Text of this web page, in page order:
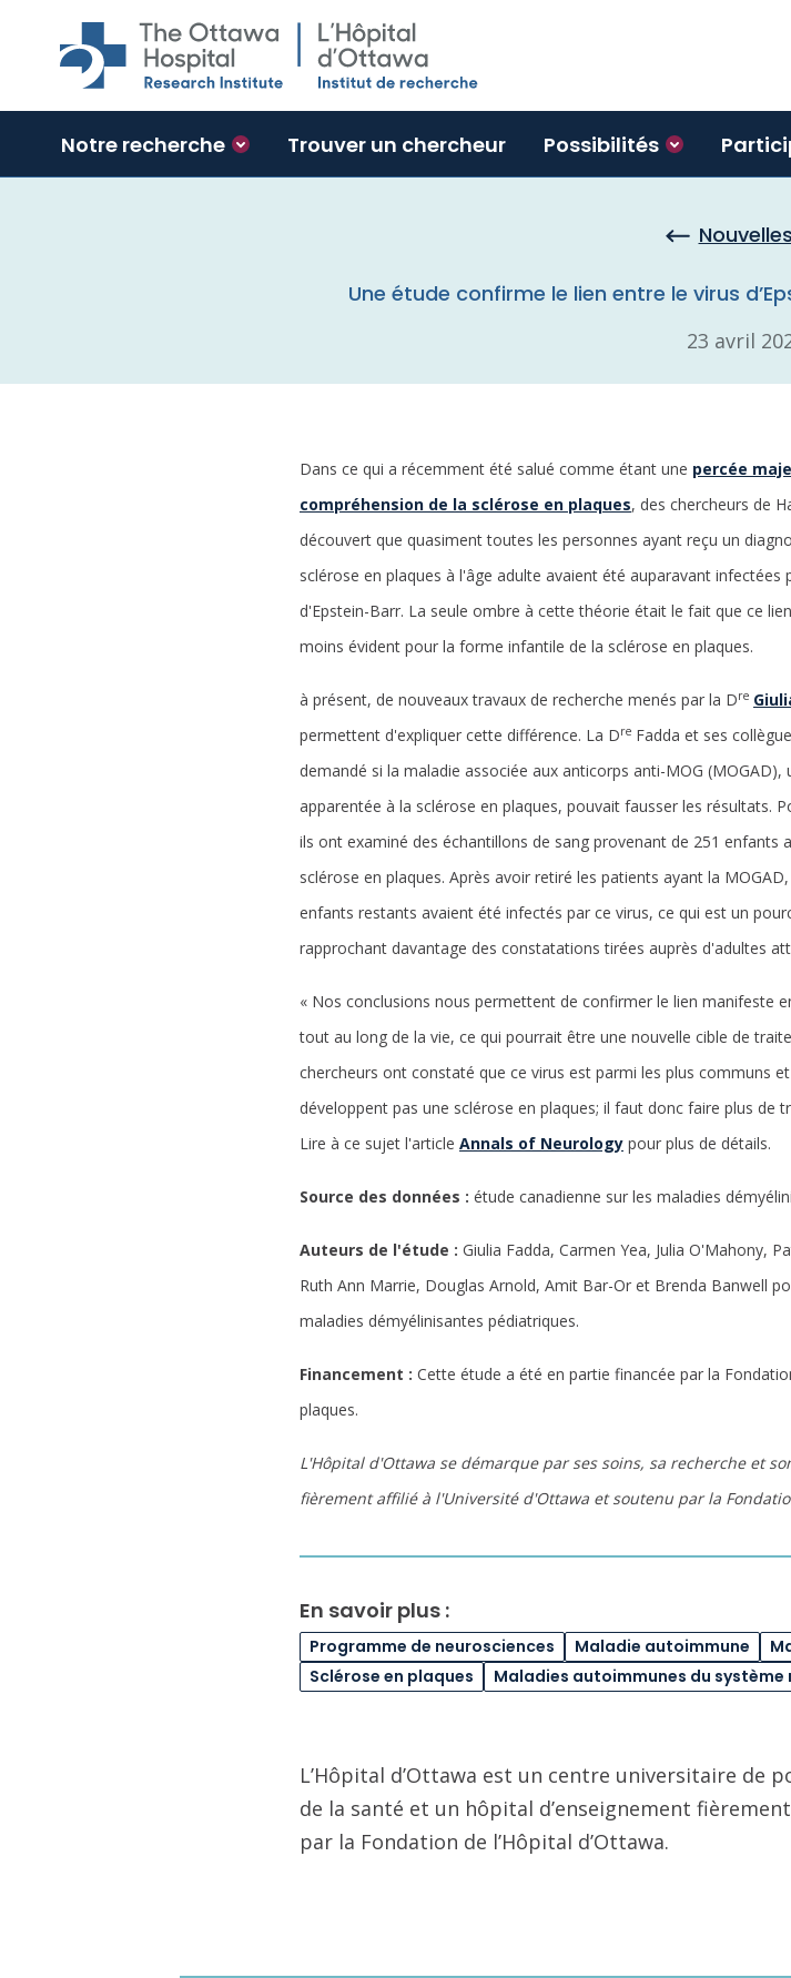
Skip to main content
Notre recherche Trouver un chercheur Possibilités
Nouvelles
Une étude confirme le lien entre le virus
23 avril
Dans ce qui a récemment été salué comme étant une percée
compréhension de la sclérose en plaques, des chercheurs de
découvert que quasiment toutes les personnes ayant reçu un
sclérose en plaques à l'âge adulte avaient été auparavant infectées
d'Epstein-Barr. La seule ombre à cette théorie était le fait que ce
moins évident pour la forme infantile de la sclérose en plaques.
à présent, de nouveaux travaux de recherche menés par la Dre
permettent d'expliquer cette différence. La Dre Fadda et ses
demandé si la maladie associée aux anticorps anti-MOG (MOGAD),
apparentée à la sclérose en plaques, pouvait fausser les résultats.
ils ont examiné des échantillons de sang provenant de 251 enfants
sclérose en plaques. Après avoir retiré les patients ayant la
enfants restants avaient été infectés par ce virus, ce qui est un
rapprochant davantage des constatations tirées auprès d'adultes
« Nos conclusions nous permettent de confirmer le lien manifeste
tout au long de la vie, ce qui pourrait être une nouvelle cible de
chercheurs ont constaté que ce virus est parmi les plus communs
développent pas une sclérose en plaques; il faut donc faire plus de
Lire à ce sujet l'article Annals of Neurology pour plus de détails.
Source des données : étude canadienne sur les maladies
Auteurs de l'étude : Giulia Fadda, Carmen Yea, Julia O'Mahony,
Ruth Ann Marrie, Douglas Arnold, Amit Bar-Or et Brenda Banwell
maladies démyélinisantes pédiatriques.
Financement : Cette étude a été en partie financée par la
plaques.
L'Hôpital d'Ottawa se démarque par ses soins, sa recherche et
fièrement affilié à l'Université d'Ottawa et soutenu par la
En savoir plus :
Programme de neurosciences Maladie autoimmune
Sclérose en plaques
Maladies autoimmunes du système
L’Hôpital d’Ottawa est un centre universitaire de
de la santé et un hôpital d’enseignement
par la Fondation de l’Hôpital d’Ottawa.